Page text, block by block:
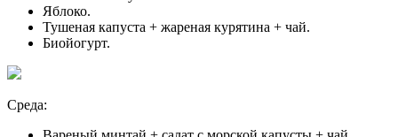
Яблоко.
Тушеная капуста + жареная курятина + чай.
Биойогурт.
Среда: